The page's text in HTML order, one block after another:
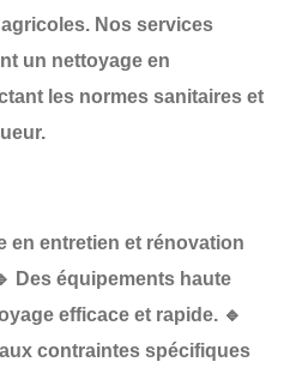
. Nos services
un nettoyage en
les normes sanitaires et
en entretien et rénovation
Des équipements haute
efficace et rapide. 🔹
aux contraintes spécifiques